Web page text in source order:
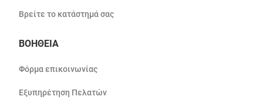
Βρείτε το κατάστημά σας
ΒΟΗΘΕΙΑ
Φόρμα επικοινωνίας
Εξυπηρέτηση Πελατών